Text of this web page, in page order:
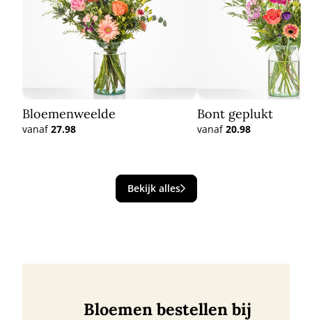
Bloemenweelde
vanaf27.98
Bont geplukt
vanaf20.98
Bekijk alles
Bloemen bestellen bij